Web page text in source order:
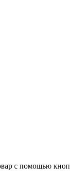
с помощью